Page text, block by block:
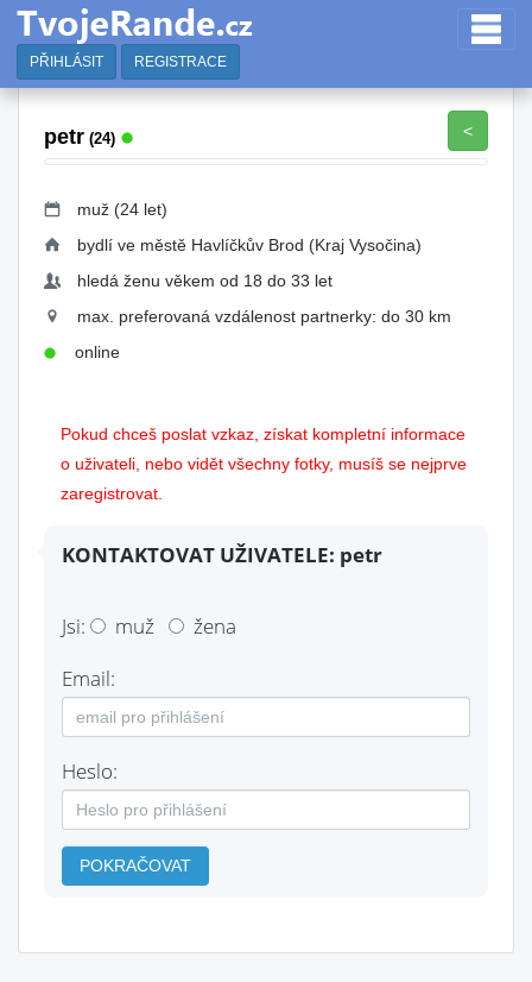
PŘIHLÁSIT REGISTRACE
petr (24) <
muž (24 let)
bydlí ve městě Havlíčkův Brod (Kraj Vysočina)
hledá ženu věkem od 18 do 33 let
max. preferovaná vzdálenost partnerky: do 30 km
online
Pokud chceš poslat vzkaz, získat kompletní informace
o uživateli, nebo vidět všechny fotky, musíš se nejprve
zaregistrovat.
KONTAKTOVAT UŽIVATELE: petr
Jsi: muž
žena
Email:
Heslo:
POKRAČOVAT